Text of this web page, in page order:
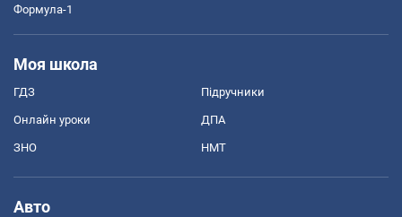
Формула-1
Моя школа
ГДЗ Підручники
Онлайн уроки ДПА
ЗНО НМТ
Авто